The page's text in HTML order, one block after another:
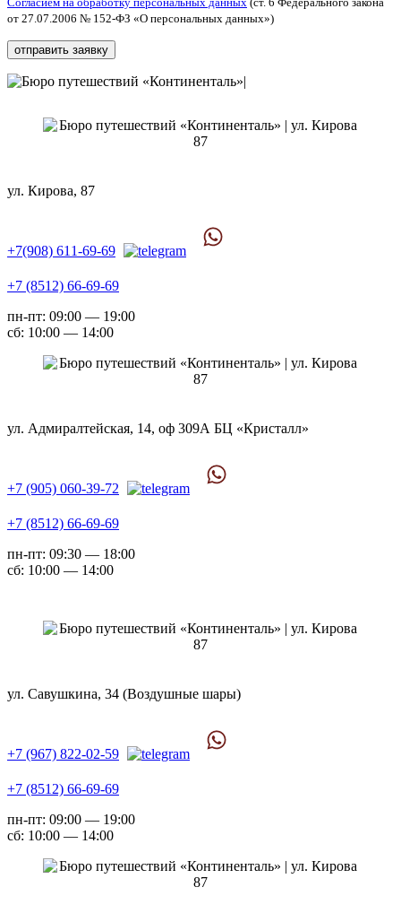
от 27.07.2006 № 152-ФЗ «О персональных данных»)
ул. Кирова, 87
+7(908) 611-69-69
+7 (8512) 66-69-69
пн-пт: 09:00 — 19:00
сб: 10:00 — 14:00
ул. Адмиралтейская, 14, оф 309А БЦ «Кристалл»
+7 (905) 060-39-72
+7 (8512) 66-69-69
пн-пт: 09:30 — 18:00
сб: 10:00 — 14:00
ул. Савушкина, 34 (Воздушные шары)
+7 (967) 822-02-59
+7 (8512) 66-69-69
пн-пт: 09:00 — 19:00
сб: 10:00 — 14:00